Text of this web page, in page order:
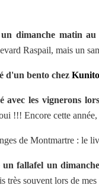
dimanche matin
Raspail, mais un
d'un bento chez
avec les vignerons
!!! Encore cette
un fallafel un
très souvent lors de